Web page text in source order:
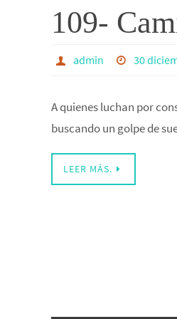
109-
admin 30
A quienes luchan por
buscando un golpe de
LEER MÁS.